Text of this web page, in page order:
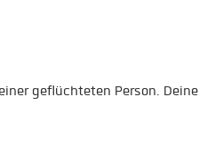
geflüchteten Person. Deine